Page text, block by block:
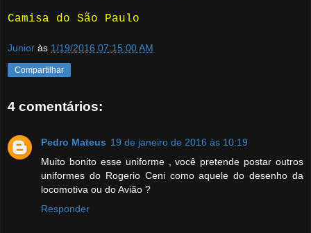
Camisa do São Paulo
Junior às 1/19/2016 07:15:00 AM
Compartilhar
4 comentários:
Pedro Mateus 19 de janeiro de 2016 às 10:19
Muito bonito esse uniforme , você pretende postar outros
uniformes do Rogerio Ceni como aquele do desenho da
locomotiva ou do Avião ?
Responder